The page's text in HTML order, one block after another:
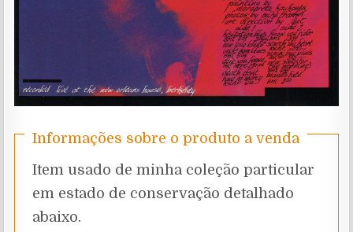
Informações sobre o produto a venda
Item usado de minha coleção particular
em estado de conservação detalhado
abaixo.